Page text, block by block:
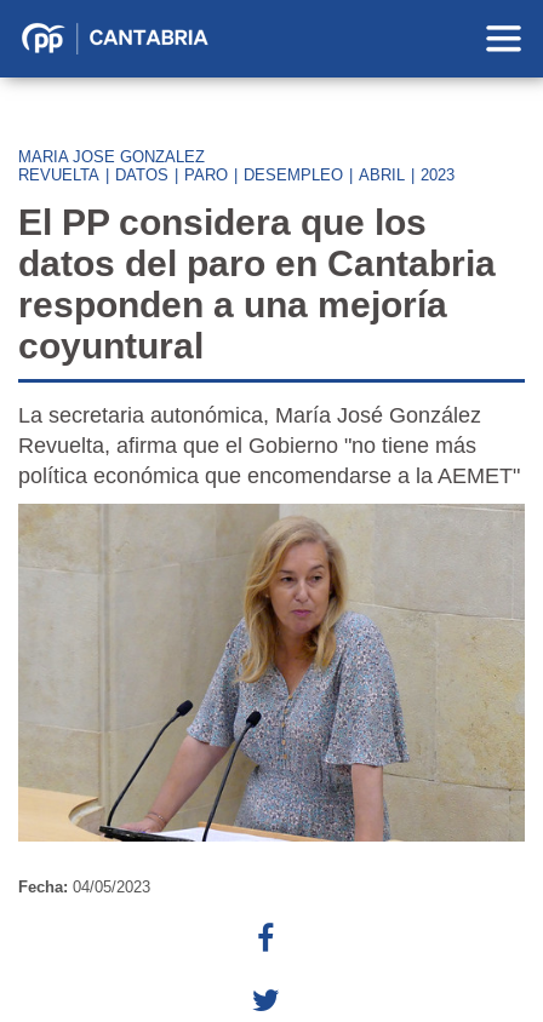
Partido
Cantabria
MARIA JOSE GONZALEZ
REVUELTA
DATOS PARO DESEMPLEO ABRIL 2023
El PP considera que los
datos del paro en Cantabria
responden a una mejoría
coyuntural
La secretaria autonómica, María José González
Revuelta, afirma que el Gobierno "no tiene más
política económica que encomendarse a la AEMET"
Fecha: 04/05/2023